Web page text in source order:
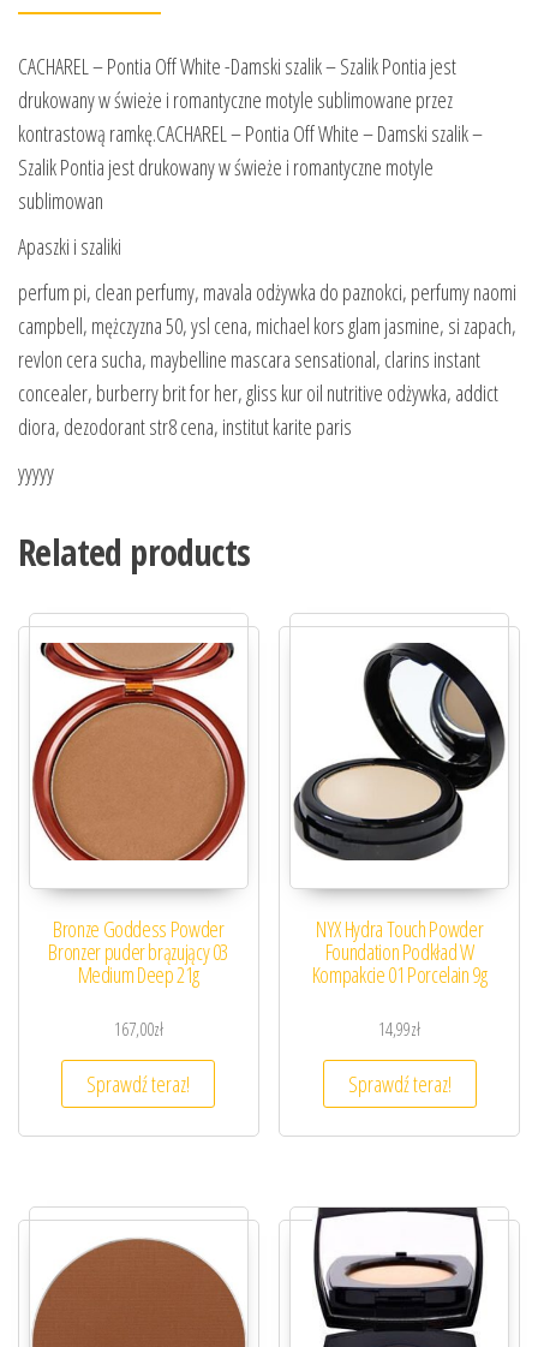
CACHAREL – Pontia Off White -Damski szalik – Szalik Pontia jest
drukowany w świeże i romantyczne motyle sublimowane przez
kontrastową ramkę.CACHAREL – Pontia Off White – Damski szalik –
Szalik Pontia jest drukowany w świeże i romantyczne motyle
sublimowan
Apaszki i szaliki
perfum pi, clean perfumy, mavala odżywka do paznokci, perfumy naomi
campbell, mężczyzna 50, ysl cena, michael kors glam jasmine, si zapach,
revlon cera sucha, maybelline mascara sensational, clarins instant
concealer, burberry brit for her, gliss kur oil nutritive odżywka, addict
diora, dezodorant str8 cena, institut karite paris
yyyyy
Related products
Bronze Goddess Powder
Bronzer puder brązujący 03
Medium Deep 21g
167,00zł
Sprawdź teraz!
NYX Hydra Touch Powder
Foundation Podkład W
Kompakcie 01 Porcelain 9g
14,99zł
Sprawdź teraz!